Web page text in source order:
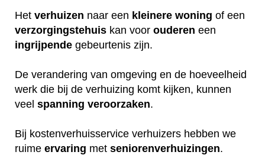
Het verhuizen naar een kleinere woning of een
verzorgingstehuis kan voor ouderen een
ingrijpende gebeurtenis zijn.
De verandering van omgeving en de hoeveelheid
werk die bij de verhuizing komt kijken, kunnen
veel spanning veroorzaken.
Bij kostenverhuisservice verhuizers hebben we
ruime ervaring met seniorenverhuizingen.